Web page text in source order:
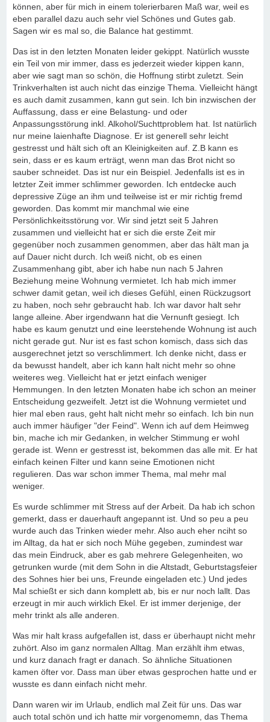
können, aber für mich in einem tolerierbaren Maß war, weil es
eben parallel dazu auch sehr viel Schönes und Gutes gab.
Sagen wir es mal so, die Balance hat gestimmt.
Das ist in den letzten Monaten leider gekippt. Natürlich wusste
ein Teil von mir immer, dass es jederzeit wieder kippen kann,
aber wie sagt man so schön, die Hoffnung stirbt zuletzt. Sein
Trinkverhalten ist auch nicht das einzige Thema. Vielleicht hängt
es auch damit zusammen, kann gut sein. Ich bin inzwischen der
Auffassung, dass er eine Belastung- und oder
Anpassungsstörung inkl. Alkohol/Suchttproblem hat. Ist natürlich
nur meine laienhafte Diagnose. Er ist generell sehr leicht
gestresst und hält sich oft an Kleinigkeiten auf. Z.B kann es
sein, dass er es kaum erträgt, wenn man das Brot nicht so
sauber schneidet. Das ist nur ein Beispiel. Jedenfalls ist es in
letzter Zeit immer schlimmer geworden. Ich entdecke auch
depressive Züge an ihm und teilweise ist er mir richtig fremd
geworden. Das kommt mir manchmal wie eine
Persönlichkeitsstörung vor. Wir sind jetzt seit 5 Jahren
zusammen und vielleicht hat er sich die erste Zeit mir
gegenüber noch zusammen genommen, aber das hält man ja
auf Dauer nicht durch. Ich weiß nicht, ob es einen
Zusammenhang gibt, aber ich habe nun nach 5 Jahren
Beziehung meine Wohnung vermietet. Ich hab mich immer
schwer damit getan, weil ich dieses Gefühl, einen Rückzugsort
zu haben, noch sehr gebraucht hab. Ich war davor halt sehr
lange alleine. Aber irgendwann hat die Vernunft gesiegt. Ich
habe es kaum genutzt und eine leerstehende Wohnung ist auch
nicht gerade gut. Nur ist es fast schon komisch, dass sich das
ausgerechnet jetzt so verschlimmert. Ich denke nicht, dass er
da bewusst handelt, aber ich kann halt nicht mehr so ohne
weiteres weg. Vielleicht hat er jetzt einfach weniger
Hemmungen. In den letzten Monaten habe ich schon an meiner
Entscheidung gezweifelt. Jetzt ist die Wohnung vermietet und
hier mal eben raus, geht halt nicht mehr so einfach. Ich bin nun
auch immer häufiger "der Feind". Wenn ich auf dem Heimweg
bin, mache ich mir Gedanken, in welcher Stimmung er wohl
gerade ist. Wenn er gestresst ist, bekommen das alle mit. Er hat
einfach keinen Filter und kann seine Emotionen nicht
regulieren. Das war schon immer Thema, mal mehr mal
weniger.
Es wurde schlimmer mit Stress auf der Arbeit. Da hab ich schon
gemerkt, dass er dauerhauft angepannt ist. Und so peu a peu
wurde auch das Trinken wieder mehr. Also auch eher nciht so
im Alltag, da hat er sich noch Mühe gegeben, zumindest war
das mein Eindruck, aber es gab mehrere Gelegenheiten, wo
getrunken wurde (mit dem Sohn in die Altstadt, Geburtstagsfeier
des Sohnes hier bei uns, Freunde eingeladen etc.) Und jedes
Mal schießt er sich dann komplett ab, bis er nur noch lallt. Das
erzeugt in mir auch wirklich Ekel. Er ist immer derjenige, der
mehr trinkt als alle anderen.
Was mir halt krass aufgefallen ist, dass er überhaupt nicht mehr
zuhört. Also im ganz normalen Alltag. Man erzählt ihm etwas,
und kurz danach fragt er danach. So ähnliche Situationen
kamen öfter vor. Dass man über etwas gesprochen hatte und er
wusste es dann einfach nicht mehr.
Dann waren wir im Urlaub, endlich mal Zeit für uns. Das war
auch total schön und ich hatte mir vorgenomemn, das Thema